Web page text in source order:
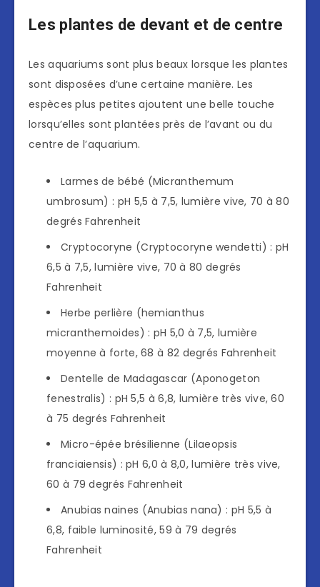
Les plantes de devant et de centre
Les aquariums sont plus beaux lorsque les plantes
sont disposées d’une certaine manière. Les
espèces plus petites ajoutent une belle touche
lorsqu’elles sont plantées près de l’avant ou du
centre de l’aquarium.
Larmes de bébé (Micranthemum
umbrosum) : pH 5,5 à 7,5, lumière vive, 70 à 80
degrés Fahrenheit
Cryptocoryne (Cryptocoryne wendetti) : pH
6,5 à 7,5, lumière vive, 70 à 80 degrés
Fahrenheit
Herbe perlière (hemianthus
micranthemoides) : pH 5,0 à 7,5, lumière
moyenne à forte, 68 à 82 degrés Fahrenheit
Dentelle de Madagascar (Aponogeton
fenestralis) : pH 5,5 à 6,8, lumière très vive, 60
à 75 degrés Fahrenheit
Micro-épée brésilienne (Lilaeopsis
franciaiensis) : pH 6,0 à 8,0, lumière très vive,
60 à 79 degrés Fahrenheit
Anubias naines (Anubias nana) : pH 5,5 à
6,8, faible luminosité, 59 à 79 degrés
Fahrenheit